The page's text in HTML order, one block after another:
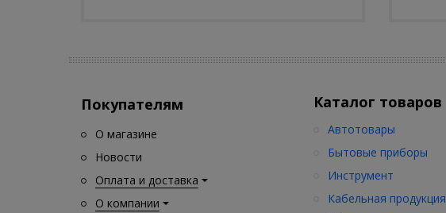
Покупателям
О магазине
Новости
Оплата и доставка
О компании
Каталог товаров
Автотовары
Бытовые приборы
Инструмент
Кабельная продукция